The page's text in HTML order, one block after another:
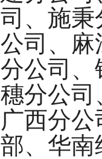
司、施秉
公司、麻
分公司、
穗分公司
广西分
部、华南